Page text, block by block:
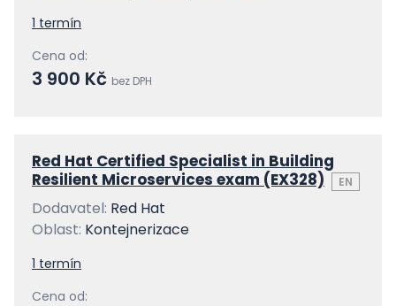
1 termín
Cena od:
3 900 Kč bez DPH
Red Hat Certified Specialist in Building
Resilient Microservices exam (EX328)
EN
Dodavatel: Red Hat
Oblast: Kontejnerizace
1 termín
Cena od: